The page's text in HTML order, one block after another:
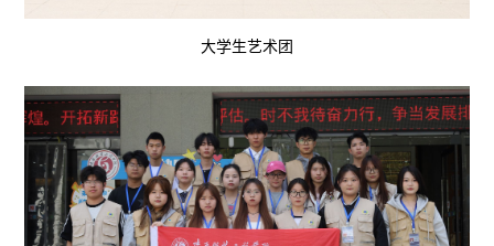
大学生艺术团